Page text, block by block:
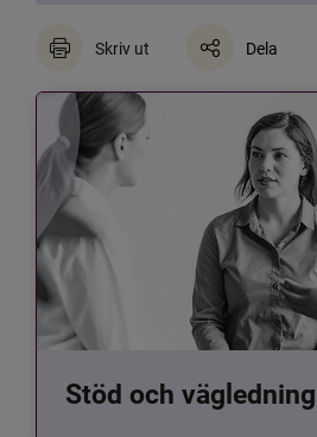
Skriv ut Dela
Stöd och vägledning